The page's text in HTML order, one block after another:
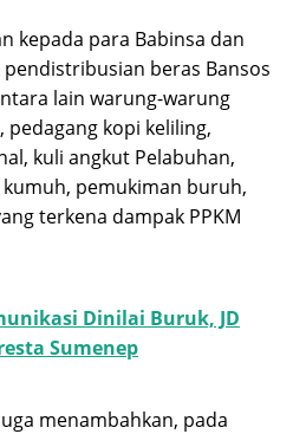
kepada para Babinsa dan
beras Bansos
lain warung-warung
pedagang kopi keliling,
kuli angkut Pelabuhan,
pemukiman buruh,
terkena dampak PPKM
Dinilai Buruk, JD
Sumenep
menambahkan, pada